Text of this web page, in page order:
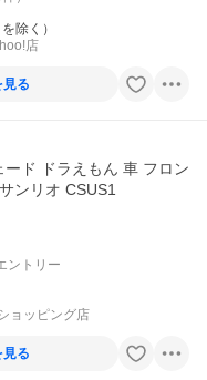
除く）
店
る
ード ドラえもん 車 フロン
ンリオ CSUS1
ントリー
ョッピング店
る